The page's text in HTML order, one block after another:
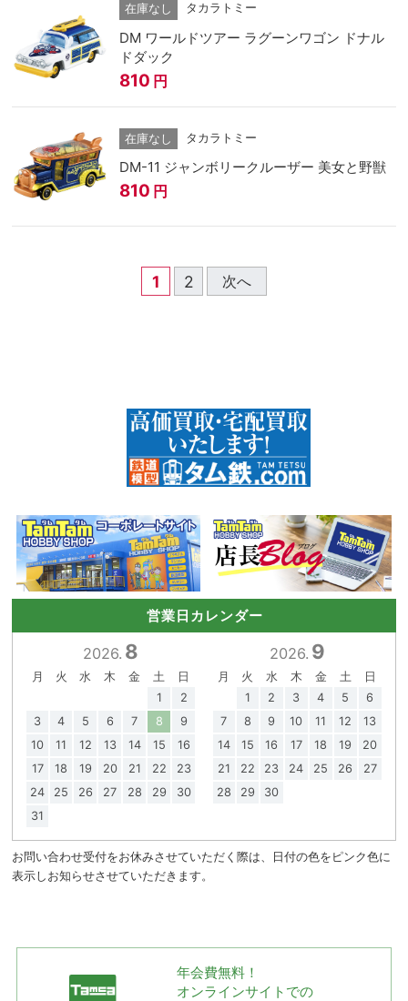
在庫なし タカラトミー
DM ワールドツアー ラグーンワゴン ドナル
ドダック
810 円
在庫なし タカラトミー
DM-11 ジャンボリークルーザー 美女と野獣
810 円
1 2 次へ
営業日カレンダー
2026. 8
月 火 水 木 金 土
日
1
2
3
4 5 6 7 8
9
10
11 12 13 14 15
16
17
18 19 20 21 22
23
24
25 26 27 28 29
30
31
2026. 9
月 火 水 木 金 土
日
1
2 3 4 5
6
7
8 9 10 11 12
13
14
15 16 17 18 19
20
21
22 23 24 25 26
27
28
29 30
お問い合わせ受付をお休みさせていただく際は、日付の色をピンク色に
表示しお知らせさせていただきます。
年会費無料！
オンラインサイトでの